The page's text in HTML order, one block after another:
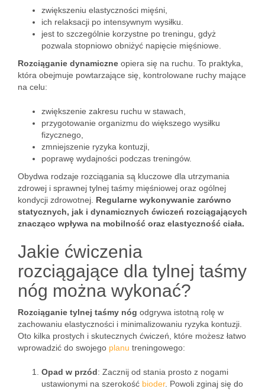
zwiększeniu elastyczności mięśni,
ich relaksacji po intensywnym wysiłku.
jest to szczególnie korzystne po treningu, gdyż
pozwala stopniowo obniżyć napięcie mięśniowe.
Rozciąganie dynamiczne opiera się na ruchu. To praktyka,
która obejmuje powtarzające się, kontrolowane ruchy mające
na celu:
zwiększenie zakresu ruchu w stawach,
przygotowanie organizmu do większego wysiłku
fizycznego,
zmniejszenie ryzyka kontuzji,
poprawę wydajności podczas treningów.
Obydwa rodzaje rozciągania są kluczowe dla utrzymania
zdrowej i sprawnej tylnej taśmy mięśniowej oraz ogólnej
kondycji zdrowotnej. Regularne wykonywanie zarówno
statycznych, jak i dynamicznych ćwiczeń rozciągających
znacząco wpływa na mobilność oraz elastyczność ciała.
Jakie ćwiczenia
rozciągające dla tylnej taśmy
nóg można wykonać?
Rozciąganie tylnej taśmy nóg odgrywa istotną rolę w
zachowaniu elastyczności i minimalizowaniu ryzyka kontuzji.
Oto kilka prostych i skutecznych ćwiczeń, które możesz łatwo
wprowadzić do swojego planu treningowego:
Opad w przód: Zacznij od stania prosto z nogami
ustawionymi na szerokość bioder. Powoli zginaj się do